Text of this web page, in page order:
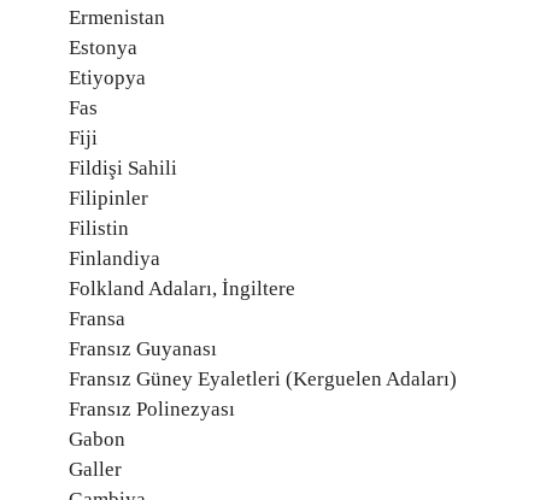
Ermenistan
Estonya
Etiyopya
Fas
Fiji
Fildişi Sahili
Filipinler
Filistin
Finlandiya
Folkland Adaları, İngiltere
Fransa
Fransız Guyanası
Fransız Güney Eyaletleri (Kerguelen Adaları)
Fransız Polinezyası
Gabon
Galler